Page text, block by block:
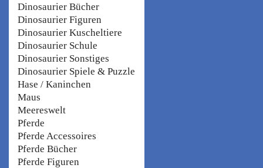
Dinosaurier Bücher
Dinosaurier Figuren
Dinosaurier Kuscheltiere
Dinosaurier Schule
Dinosaurier Sonstiges
Dinosaurier Spiele & Puzzle
Hase / Kaninchen
Maus
Meereswelt
Pferde
Pferde Accessoires
Pferde Bücher
Pferde Figuren